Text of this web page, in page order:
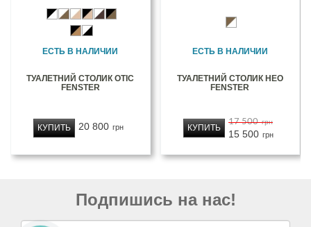
ЕСТЬ В НАЛИЧИИ
ТУАЛЕТНИЙ СТОЛИК ОТІС
FENSTER
20 800 грн
КУПИТЬ
ЕСТЬ В НАЛИЧИИ
ТУАЛЕТНИЙ СТОЛИК НЕО
FENSTER
17 500 грн
15 500 грн
КУПИТЬ
Подпишись на нас!